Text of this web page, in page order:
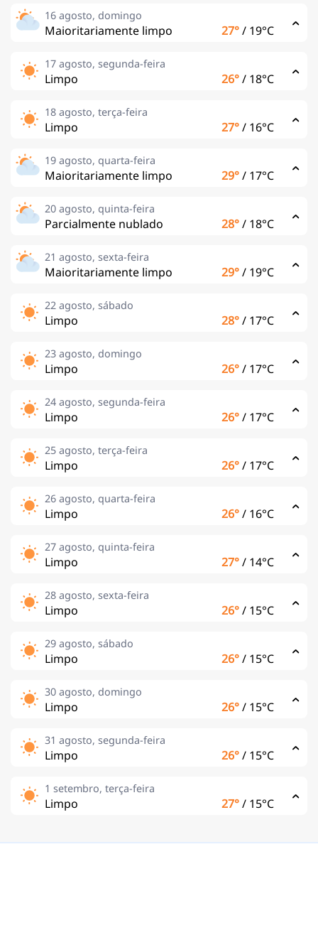
16 agosto, domingo
Maioritariamente limpo 27°/ 19°C
17 agosto, segunda-feira
Limpo 26°/ 18°C
18 agosto, terça-feira
Limpo 27°/ 16°C
19 agosto, quarta-feira
Maioritariamente limpo 29°/ 17°C
20 agosto, quinta-feira
Parcialmente nublado 28°/ 18°C
21 agosto, sexta-feira
Maioritariamente limpo 29°/ 19°C
22 agosto, sábado
Limpo 28°/ 17°C
23 agosto, domingo
Limpo 26°/ 17°C
24 agosto, segunda-feira
Limpo 26°/ 17°C
25 agosto, terça-feira
Limpo 26°/ 17°C
26 agosto, quarta-feira
Limpo 26°/ 16°C
27 agosto, quinta-feira
Limpo 27°/ 14°C
28 agosto, sexta-feira
Limpo 26°/ 15°C
29 agosto, sábado
Limpo 26°/ 15°C
30 agosto, domingo
Limpo 26°/ 15°C
31 agosto, segunda-feira
Limpo 26°/ 15°C
1 setembro, terça-feira
Limpo 27°/ 15°C